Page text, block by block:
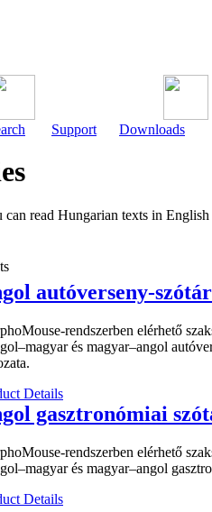
Support
Downloads
can read Hungarian texts in
autóverseny-szótár
rendszerben elérhető
és magyar–angol
Details
gasztronómiai
rendszerben elérhető
és magyar–angol
Details